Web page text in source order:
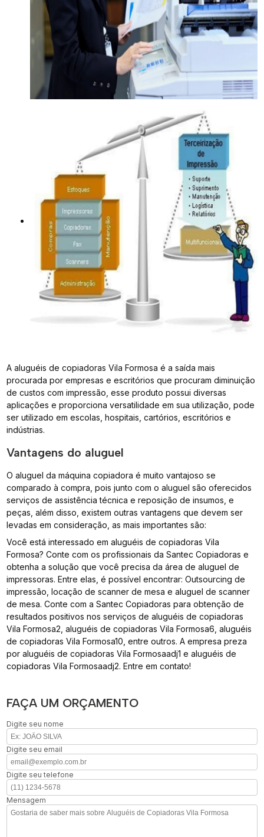
A aluguéis de copiadoras Vila Formosa é a saída mais
procurada por empresas e escritórios que procuram diminuição
de custos com impressão, esse produto possui diversas
aplicações e proporciona versatilidade em sua utilização, pode
ser utilizado em escolas, hospitais, cartórios, escritórios e
indústrias.
Vantagens do aluguel
O aluguel da máquina copiadora é muito vantajoso se
comparado à compra, pois junto com o aluguel são oferecidos
serviços de assistência técnica e reposição de insumos, e
peças, além disso, existem outras vantagens que devem ser
levadas em consideração, as mais importantes são:
Você está interessado em aluguéis de copiadoras Vila
Formosa? Conte com os profissionais da Santec Copiadoras e
obtenha a solução que você precisa da área de aluguel de
impressoras. Entre elas, é possível encontrar: Outsourcing de
impressão, locação de scanner de mesa e aluguel de scanner
de mesa. Conte com a Santec Copiadoras para obtenção de
resultados positivos nos serviços de aluguéis de copiadoras
Vila Formosa2, aluguéis de copiadoras Vila Formosa6, aluguéis
de copiadoras Vila Formosa10, entre outros. A empresa preza
por aluguéis de copiadoras Vila Formosaadj1 e aluguéis de
copiadoras Vila Formosaadj2. Entre em contato!
FAÇA UM ORÇAMENTO
Digite seu nome
Digite seu email
Digite seu telefone
Mensagem